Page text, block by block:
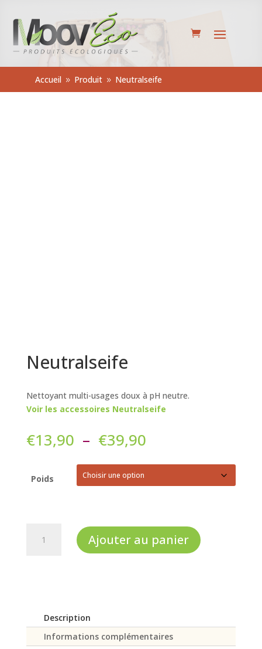
Accueil 9 Produit 9 Neutralseife
Neutralseife
Nettoyant multi-usages doux à pH neutre.
Voir les accessoires Neutralseife
€13,90 – €39,90Plage
prix :
à
Poids
Ajouter au panier
Description
Informations complémentaires